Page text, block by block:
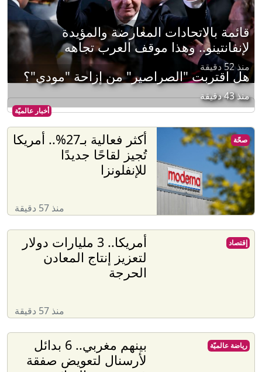
قائمة بالاتحادات المعارضة والمؤيدة
لإنفانتينو.. وهذا موقف العرب تجاهه
منذ 52 دقيقة
أخبار عالميّة
هل اقتربت "الصراصير" من إزاحة "مودي"؟
منذ 43 دقيقة
أكثر فعالية بـ27%.. أمريكا
تُجيز لقاحًا جديدًا
للإنفلونزا
منذ 57 دقيقة
صحّة
أمريكا.. 3 مليارات دولار
لتعزيز إنتاج المعادن
الحرجة
منذ 57 دقيقة
إقتصاد
بينهم مغربي.. 6 بدائل
لأرسنال لتعويض صفقة
رياضة عالميّة